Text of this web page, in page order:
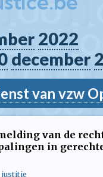
2022
december
van vzw
van de
in
justitie